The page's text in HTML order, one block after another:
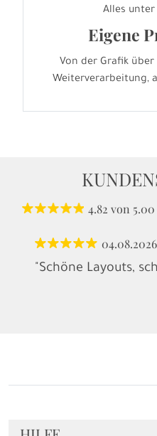
Alles unter
Eigene
Von der Grafik
Weiterverarbeitung,
4.82 von 5.00
04.08.2026
"Schöne Layouts,